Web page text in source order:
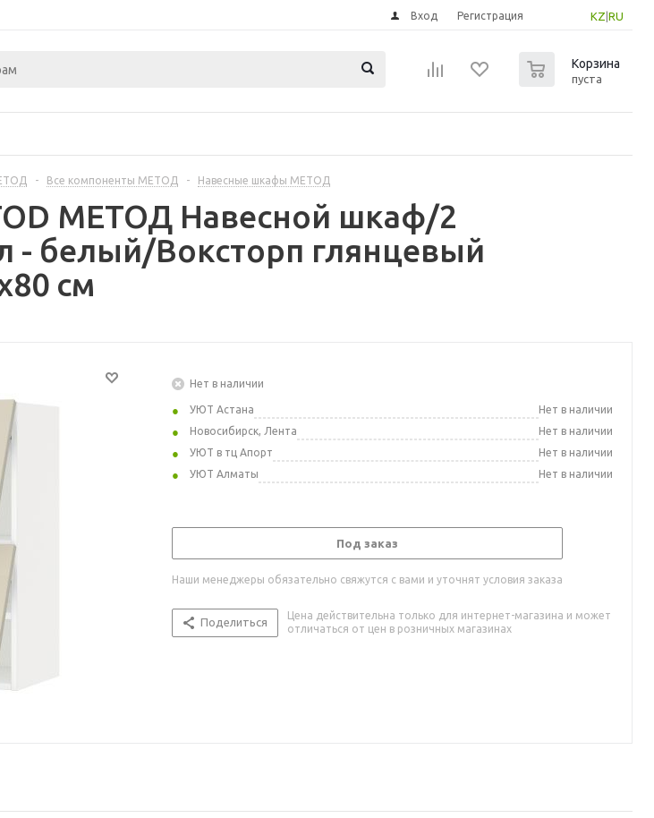
KZ RU
Вход Регистрация
Корзина
пуста
- Все компоненты МЕТОД - Навесные шкафы МЕТОД
МЕТОД Навесной шкаф/2
- белый/Воксторп глянцевый
см
Нет в наличии
УЮТ Астана
Нет в наличии
Новосибирск, Лента
Нет в наличии
УЮТ в тц Апорт
Нет в наличии
УЮТ Алматы
Нет в наличии
Под заказ
Наши менеджеры обязательно свяжутся с вами и уточнят условия заказа
Поделиться
Цена действительна только для интернет-магазина и может
отличаться от цен в розничных магазинах